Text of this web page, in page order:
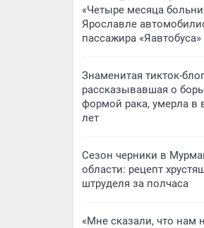
«Четыре месяца
Ярославле
пассажира «Яавтобуса»
Знаменитая тикток-
рассказывавшая о
формой рака, умерла в
лет
Сезон черники в
области: рецепт
штруделя за полчаса
«Мне сказали, что нам